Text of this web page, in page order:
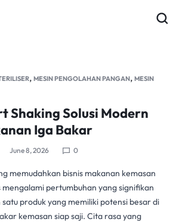
, MESIN PENGOLAHAN PANGAN, MESIN
Shaking Solusi Modern
Iga Bakar
June 8, 2026 0
memudahkan bisnis makanan kemasan
mengalami pertumbuhan yang signifikan
produk yang memiliki potensi besar di
kemasan siap saji. Cita rasa yang